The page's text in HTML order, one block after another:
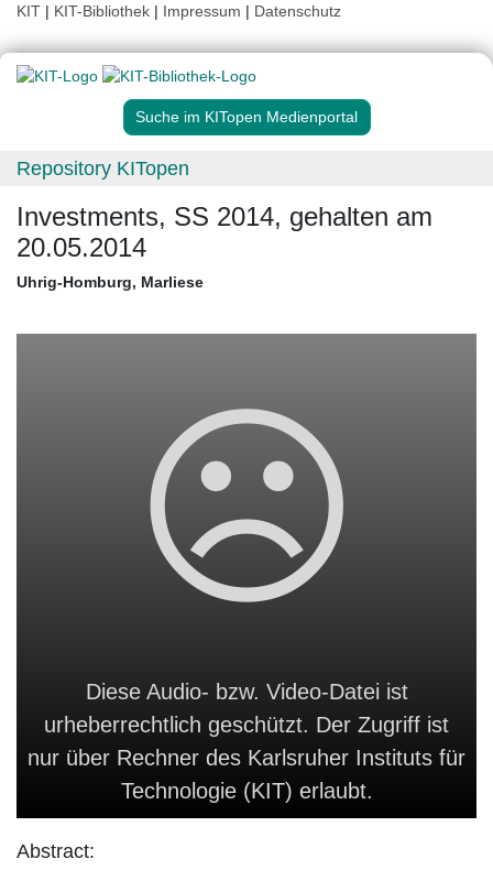
KIT | KIT-Bibliothek | Impressum | Datenschutz
Suche im KITopen Medienportal
Repository KITopen
Investments, SS 2014, gehalten am
20.05.2014
Uhrig-Homburg, Marliese
Diese Audio- bzw. Video-Datei ist
urheberrechtlich geschützt. Der Zugriff ist
nur über Rechner des Karlsruher Instituts für
Technologie (KIT) erlaubt.
Abstract: